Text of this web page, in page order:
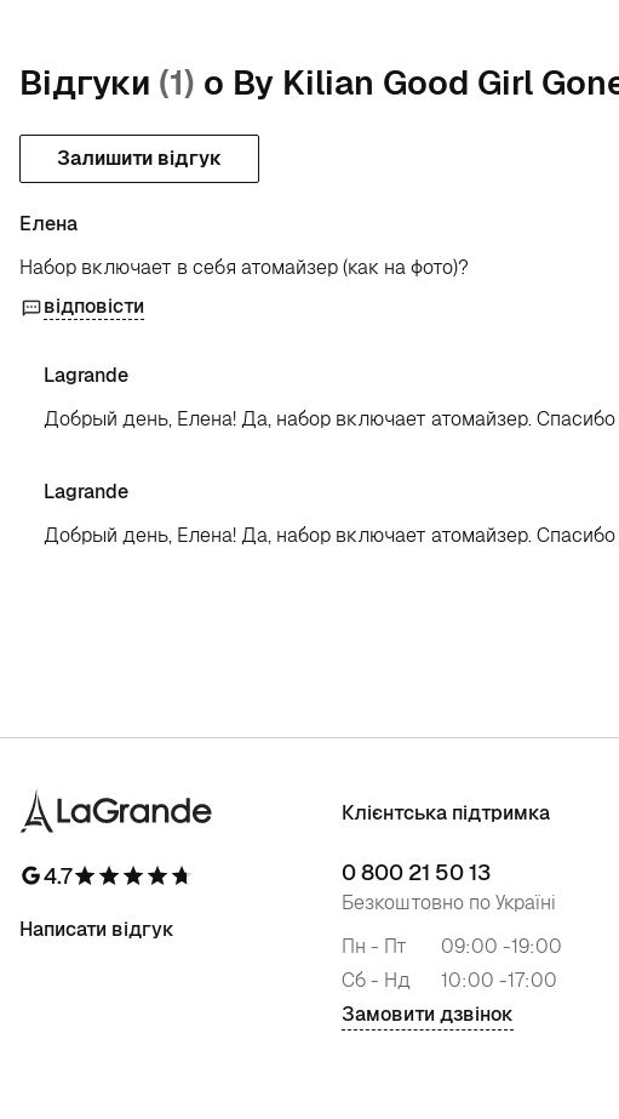
Відгуки (1) о By Kilian Good Girl
Залишити відгук
Елена
Набор включает в себя атомайзер (как на фото)?
відповісти
Lagrande
Добрый день, Елена! Да, набор включает атомайзер.
Lagrande
Добрый день, Елена! Да, набор включает атомайзер.
4.7
Написати відгук
Клієнтська підтримка
0 800 21 50 13
Безкоштовно по Україні
Пн - Пт
09:00 -19:00
Сб - Нд
10:00 -17:00
Замовити дзвінок